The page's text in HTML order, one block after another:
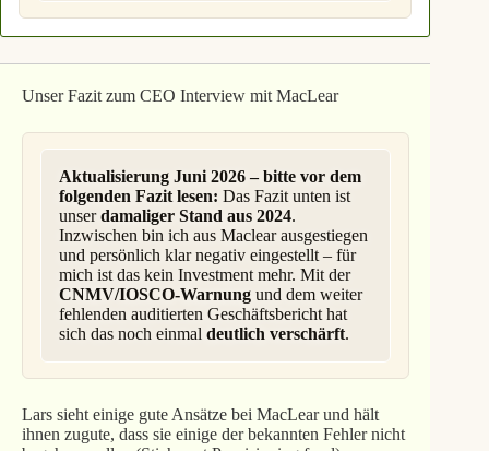
Unser Fazit zum CEO Interview mit MacLear
Aktualisierung Juni 2026 – bitte vor dem
folgenden Fazit lesen: Das Fazit unten ist
unserdamaliger Stand aus 2024.
Inzwischen bin ich aus Maclear ausgestiegen
und persönlich klar negativ eingestellt – für
mich ist das kein Investment mehr. Mit der
CNMV/IOSCO-Warnungund dem weiter
fehlenden auditierten Geschäftsbericht hat
sich das noch einmal deutlich verschärft.
Lars sieht einige gute Ansätze bei MacLear und hält
ihnen zugute, dass sie einige der bekannten Fehler nicht